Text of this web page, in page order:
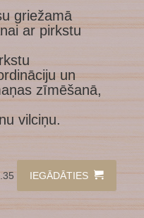
griežamā
ar pirkstu
un
zīmēšanā,
vilciņu.
IEGĀDĀTIES